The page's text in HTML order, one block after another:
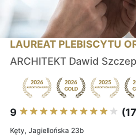
LAUREAT PLEBISCYTU
ARCHITEKT Dawid
9
Kęty, Jagiellońska 23b